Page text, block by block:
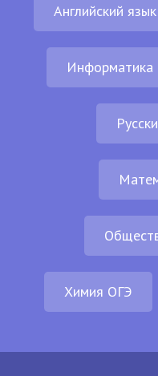
Английский язык
Информатика
Химия ОГЭ